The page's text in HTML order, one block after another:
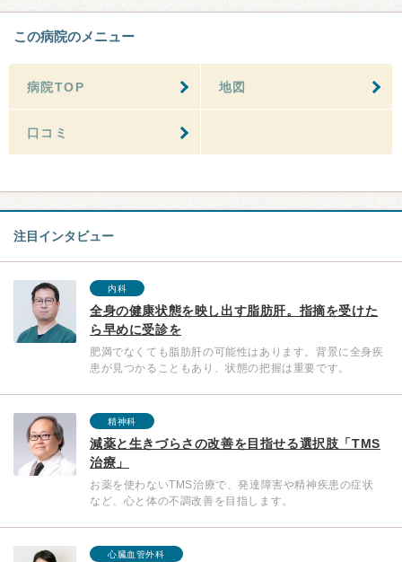
この病院のメニュー
病院TOP 地図
口コミ
注目インタビュー
内科
全身の健康状態を映し出す脂肪肝。指摘を受けた
ら早めに受診を
肥満でなくても脂肪肝の可能性はあります。背景に全身疾
患が見つかることもあり、状態の把握は重要です。
精神科
減薬と生きづらさの改善を目指せる選択肢「TMS
治療」
お薬を使わないTMS治療で、発達障害や精神疾患の症状
など、心と体の不調改善を目指します。
心臓血管外科